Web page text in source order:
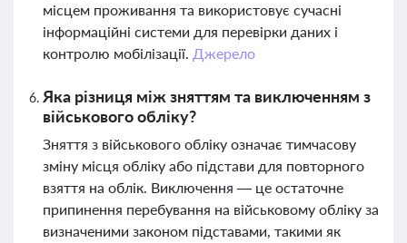
місцем проживання та використовує сучасні
інформаційні системи для перевірки даних і
контролю мобілізації. Джерело
Яка різниця між зняттям та виключенням з
військового обліку?
Зняття з військового обліку означає тимчасову
зміну місця обліку або підстави для повторного
взяття на облік. Виключення — це остаточне
припинення перебування на військовому обліку за
визначеними законом підставами, такими як